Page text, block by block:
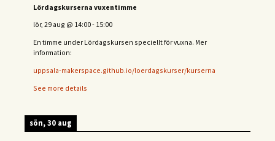
Lördagskurserna vuxentimme
lör, 29 aug @ 14:00- 15:00
En timme under Lördagskursen speciellt för vuxna. Mer
information:
uppsala-makerspace.github.io/loerdagskurser/kurserna
See more details
sön, 30 aug